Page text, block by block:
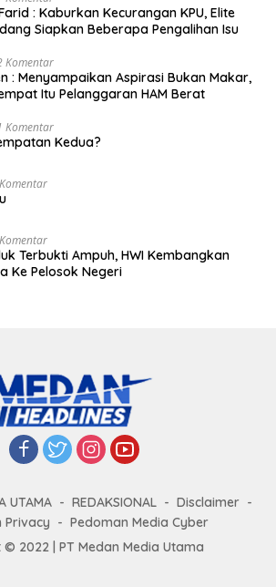
: Kaburkan Kecurangan KPU, Elite
Siapkan Beberapa Pengalihan Isu
Komentar
: Menyampaikan Aspirasi Bukan Makar,
Itu Pelanggaran HAM Berat
Komentar
Kedua?
Terbukti Ampuh, HWI Kembangkan
Ke Pelosok Negeri
UTAMA REDAKSIONAL
Disclaimer
Privacy
Pedoman Media Cyber
2022 | PT Medan Media Utama